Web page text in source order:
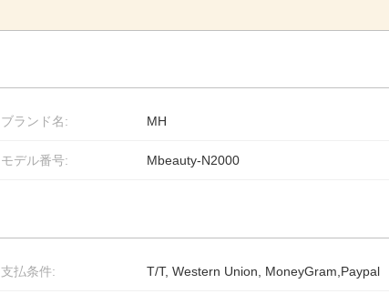
ブランド名: MH
モデル番号: Mbeauty-N2000
支払条件: T/T, Western Union, MoneyGram,Paypal